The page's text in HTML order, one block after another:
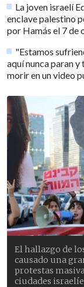
La joven israelí
enclave palestino
por Hamás el 7 de
"Estamos
aquí nunca paran
morir en un video
El hallazgo de
causado una
protestas
ciudades